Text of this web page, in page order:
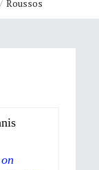
Roussos